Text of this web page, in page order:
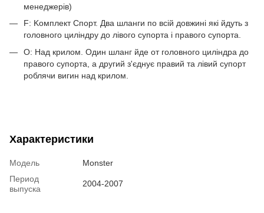
менеджерів)
F: Kомплект Спорт. Два шланги по всій довжині які йдуть з
головного циліндру до лівого супорта і правого супорта.
O: Над крилом. Один шланг йде от головного циліндра до
правого супорта, а другий з'єднує правий та лівий супорт
роблячи вигин над крилом.
Характеристики
Модель
Monster
Период
выпуска
2004-2007